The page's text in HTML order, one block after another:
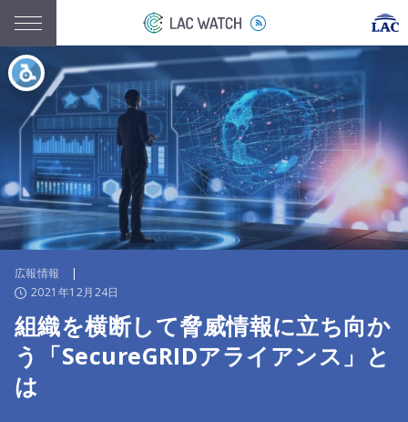
広報情報
|
2021年12月24日
組織を横断して脅威情報に立ち向か
う「SecureGRIDアライアンス」と
は